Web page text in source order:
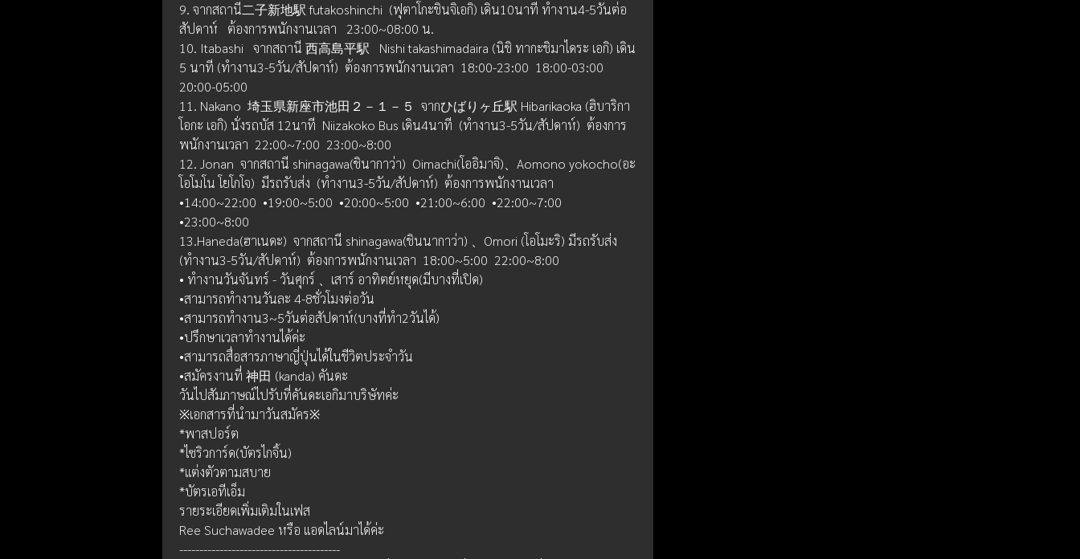
9. จากสถานี二子新地駅 futakoshinchi  (ฟุตาโกะชินจิเอกิ) เดิน10นาที ทำงาน4-5วันต่อ
สัปดาห์   ต้องการพนักงานเวลา   23:00~08:00 น.
10. Itabashi   จากสถานี 西高島平駅   Nishi takashimadaira (นิชิ ทากะชิมาไดระ เอกิ) เดิน
5 นาที (ทำงาน3-5วัน/สัปดาห์)  ต้องการพนักงานเวลา  18:00-23:00  18:00-03:00
20:00-05:00
11. Nakano  埼玉県新座市池田２－１－５  จากひばりヶ丘駅 Hibarikaoka (ฮิบาริกา
โอกะ เอกิ) นั่งรถบัส 12นาที  Niizakoko Bus เดิน4นาที  (ทำงาน3-5วัน/สัปดาห์)  ต้องการ
พนักงานเวลา  22:00~7:00  23:00~8:00
12. Jonan  จากสถานี shinagawa(ชินากาว่า)  Oimachi(โออิมาจิ)、Aomono yokocho(อะ
โอโมโน โยโกโจ)  มีรถรับส่ง  (ทำงาน3-5วัน/สัปดาห์)  ต้องการพนักงานเวลา
•14:00~22:00  •19:00~5:00  •20:00~5:00  •21:00~6:00  •22:00~7:00
•23:00~8:00
13.Haneda(ฮาเนดะ)  จากสถานี shinagawa(ชินนากาว่า) 、Omori (โอโมะริ) มีรถรับส่ง
(ทำงาน3-5วัน/สัปดาห์)  ต้องการพนักงานเวลา  18:00~5:00  22:00~8:00
• ทำงานวันจันทร์ - วันศุกร์ 、เสาร์ อาทิตย์หยุด(มีบางที่เปิด)
•สามารถทำงานวันละ 4-8ชั่วโมงต่อวัน
•สามารถทำงาน3~5วันต่อสัปดาห์(บางที่ทำ2วันได้)
•ปรึกษาเวลาทำงานได้ค่ะ
•สามารถสื่อสารภาษาญี่ปุ่นได้ในชีวิตประจำวัน
•สมัครงานที่ 神田 (kanda) คันดะ
วันไปสัมภาษณ์ไปรับที่คันดะเอกิมาบริษัทค่ะ
※เอกสารที่นำมาวันสมัคร※
*พาสปอร์ต
*ไซริวการ์ด(บัตรไกจิ้น)
*แต่งตัวตามสบาย
*บัตรเอทีเอ็ม
รายระเอียดเพิ่มเติมในเฟส
Ree Suchawadee หรือ แอดไลน์มาได้ค่ะ
----------------------------------------